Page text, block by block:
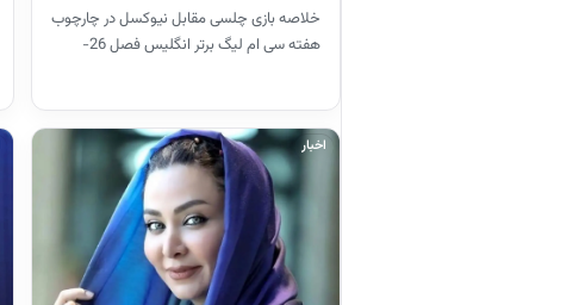
خلاصه بازی چلسی مقابل نیوکسل در چارچوب
هفته سی ام لیگ برتر انگلیس فصل 26-
اخبار